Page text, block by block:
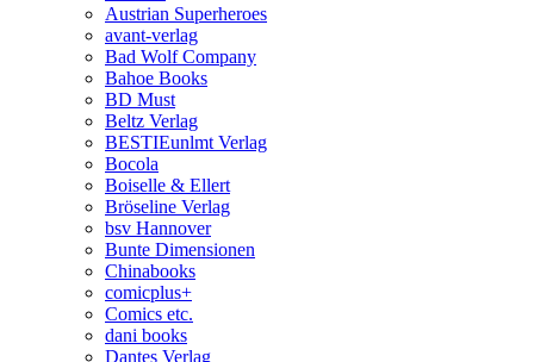
Austrian Superheroes
avant-verlag
Bad Wolf Company
Bahoe Books
BD Must
Beltz Verlag
BESTIEunlmt Verlag
Bocola
Boiselle & Ellert
Bröseline Verlag
bsv Hannover
Bunte Dimensionen
Chinabooks
comicplus+
Comics etc.
dani books
Dantes Verlag